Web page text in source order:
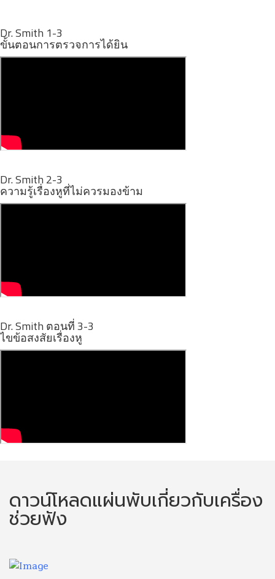
Dr. Smith 1-3
ขั้นตอนการตรวจการได้ยิน
Dr. Smith 2-3
ความรู้เรื่องหูที่ไม่ควรมองข้าม
Dr. Smith ตอนที่ 3-3
ไขข้อสงสัยเรื่องหู
ดาวน์โหลดแผ่นพับเกี่ยวกับเครื่อง
ช่วยฟัง